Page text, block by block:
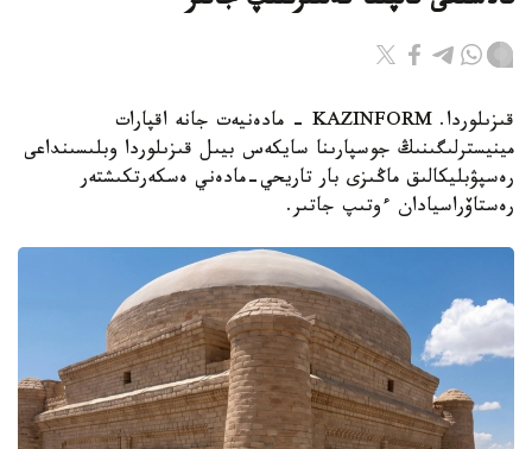
قىزىلوردا. KAZINFORM - مادەنيەت جانە اقپارات
مينيسترلىگىنىڭ جوسپارىنا سايكەس بيىل قىزىلوردا وبلىسىنداعى
رەسپۋبليكالىق ماڭىزى بار تاريحي-مادەني ەسكەرتكىشتەر
رەستاۆراسيادان ءوتىپ جاتىر.